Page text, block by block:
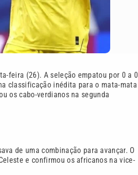
feira (26). A seleção empatou por 0 a 0
classificação inédita para o mata-mata
os cabo-verdianos na segunda
de uma combinação para avançar. O
e confirmou os africanos na vice-